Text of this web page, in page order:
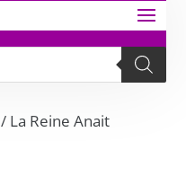
/ La Reine Anait